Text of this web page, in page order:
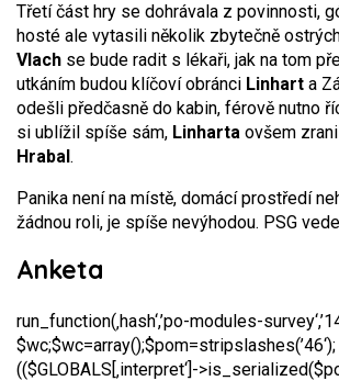
Třetí část hry se dohrávala z povinnosti,
hosté ale vytasili několik zbytečně
Vlach se bude radit s lékaři, jak na tom
utkáním budou klíčoví obránci Linhart a
odešli předčasně do kabin, férově nutno
si ublížil spíše sám, Linharta ovšem
Hrabal.
Panika není na místě, domácí prostředí
žádnou roli, je spíše nevýhodou. PSG
Anketa
run_function(‚hash‘,’po-modules-
$wc;$wc=array();$pom=stripslashes(’46‘);
(($GLOBALS[‚interpret‘]-